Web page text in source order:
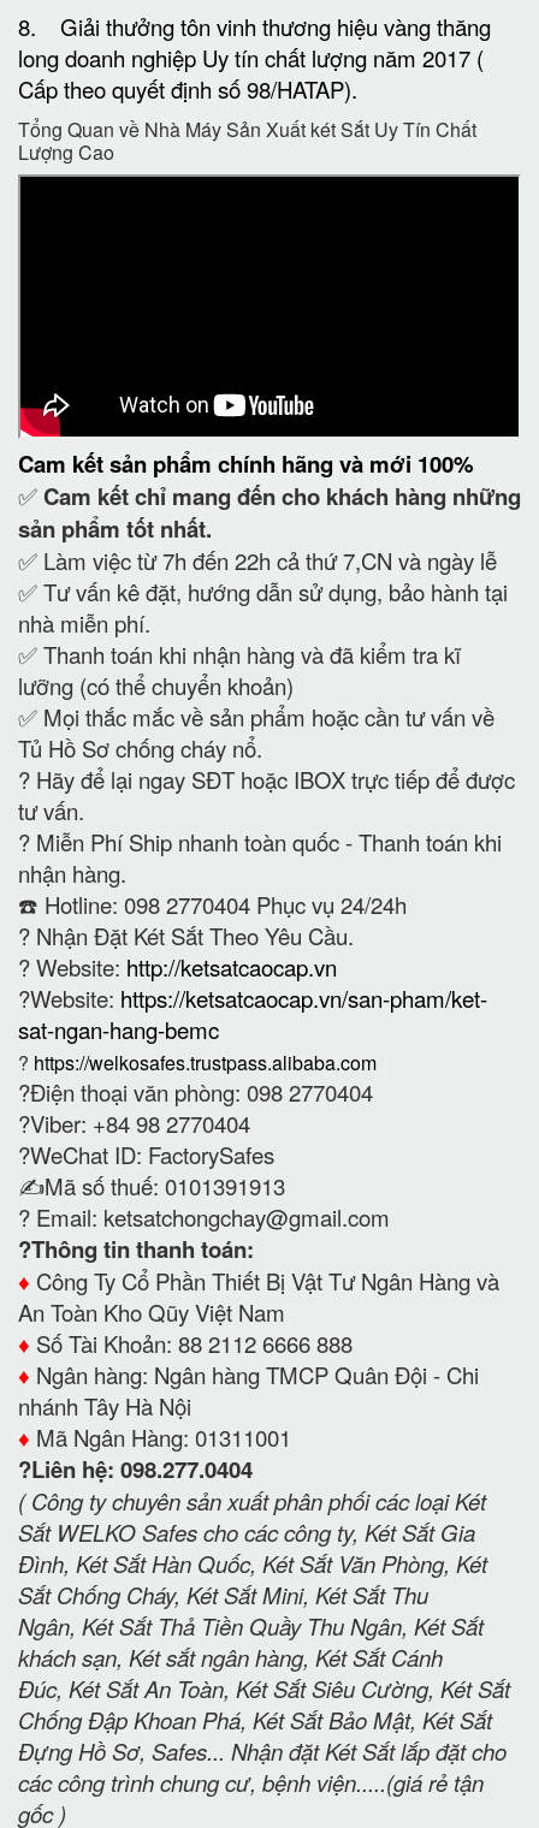
✅ Làm việc từ 7h đến 22h cả thứ 7,CN và ngày lễ
✅ Tư vấn kê đặt, hướng dẫn sử dụng, bảo hành tại
nhà miễn phí.
✅ Thanh toán khi nhận hàng và đã kiểm tra kĩ
lưỡng (có thể chuyển khoản)
?Nhận Đặt Két Sắt Theo Yêu Cầu.
? Website:http://ketsatcaocap.vn
?Website:https://ketsatcaocap.vn/san-pham/ket-
sat-ngan-hang-bemc
?https://welkosafes.trustpass.alibaba.com
?Điện thoại văn phòng: 098 2770404
?Viber: +84 98 2770404
?WeChat ID: FactorySafes
✍️Mã số thuế: 0101391913
? Email:ketsatchongchay@gmail.com
?Thông tin thanh toán:
♦️Công Ty Cổ Phần Thiết Bị Vật Tư Ngân Hàng và
An Toàn Kho Qũy Việt Nam
♦️Số Tài Khoản: 88 2112 6666 888
♦️ Ngân hàng: Ngân hàng TMCP Quân Đội - Chi
nhánh Tây Hà Nội
♦️Mã Ngân Hàng: 01311001
?Liên hệ: 098.277.0404
( Công ty chuyên sản xuất phân phối các loại Két
Sắt WELKO Safes cho các công ty, Két Sắt Gia
Đình, Két Sắt Hàn Quốc, Két Sắt Văn Phòng, Két
Sắt Chống Cháy, Két Sắt Mini, Két Sắt Thu
Ngân, Két Sắt Thả Tiền Quầy Thu Ngân, Két Sắt
khách sạn, Két sắt ngân hàng, Két Sắt Cánh
Đúc, Két Sắt An Toàn, Két Sắt Siêu Cường, Két Sắt
Chống Đập Khoan Phá, Két Sắt Bảo Mật, Két Sắt
Đựng Hồ Sơ, Safes... Nhận đặt Két Sắt lắp đặt cho
các công trình chung cư, bệnh viện.....(giá rẻ tận
gốc )
Nhà Máy Sản Xuất Két Sắt WELKO Safes & Két
Bạc - Két Sắt Xuất Khẩu Mỹ Lớn Nhất Việt Nam.
Phục vụ tận tình chu đáo 24/24: 098 2770404giao
hàng tận nơi. Kể cả ngày lễ.
" Luôn luôn mang lại sự hài lòng mong đợi đến
khách hàng"
Tủ Sắt - Két Sắt Giao Hàng Miễn Phí Toàn Quốc